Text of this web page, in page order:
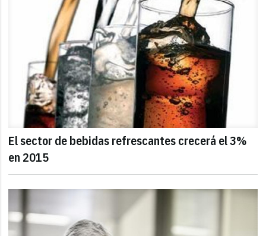
El sector de bebidas refrescantes crecerá el 3%
en 2015